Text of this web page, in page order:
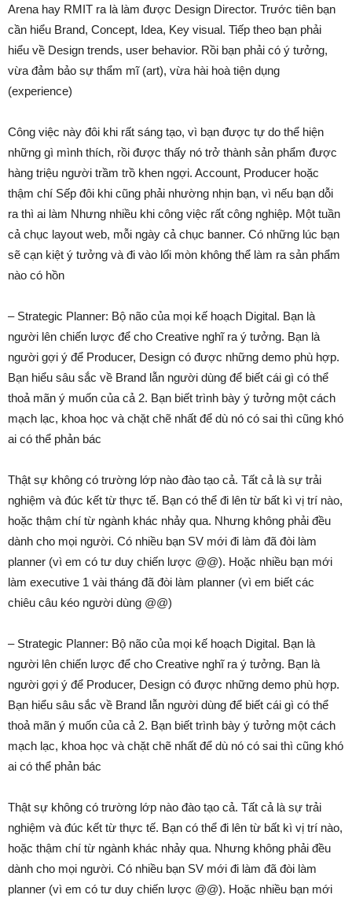
Arena hay RMIT ra là làm được Design Director. Trước tiên bạn
cần hiểu Brand, Concept, Idea, Key visual. Tiếp theo bạn phải
hiểu về Design trends, user behavior. Rồi bạn phải có ý tưởng,
vừa đảm bảo sự thẩm mĩ (art), vừa hài hoà tiện dụng
(experience)
Công việc này đôi khi rất sáng tạo, vì bạn được tự do thể hiện
những gì mình thích, rồi được thấy nó trở thành sản phẩm được
hàng triệu người trầm trồ khen ngợi. Account, Producer hoặc
thậm chí Sếp đôi khi cũng phải nhường nhịn bạn, vì nếu bạn dỗi
ra thì ai làm Nhưng nhiều khi công việc rất công nghiệp. Một tuần
cả chục layout web, mỗi ngày cả chục banner. Có những lúc bạn
sẽ cạn kiệt ý tưởng và đi vào lối mòn không thể làm ra sản phẩm
nào có hồn
– Strategic Planner: Bộ não của mọi kế hoạch Digital. Bạn là
người lên chiến lược để cho Creative nghĩ ra ý tưởng. Bạn là
người gợi ý để Producer, Design có được những demo phù hợp.
Bạn hiểu sâu sắc về Brand lẫn người dùng để biết cái gì có thể
thoả mãn ý muốn của cả 2. Bạn biết trình bày ý tưởng một cách
mạch lạc, khoa học và chặt chẽ nhất để dù nó có sai thì cũng khó
ai có thể phản bác
Thật sự không có trường lớp nào đào tạo cả. Tất cả là sự trải
nghiệm và đúc kết từ thực tế. Bạn có thể đi lên từ bất kì vị trí nào,
hoặc thậm chí từ ngành khác nhảy qua. Nhưng không phải đều
dành cho mọi người. Có nhiều bạn SV mới đi làm đã đòi làm
planner (vì em có tư duy chiến lược @@). Hoặc nhiều bạn mới
làm executive 1 vài tháng đã đòi làm planner (vì em biết các
chiêu câu kéo người dùng @@)
– Strategic Planner: Bộ não của mọi kế hoạch Digital. Bạn là
người lên chiến lược để cho Creative nghĩ ra ý tưởng. Bạn là
người gợi ý để Producer, Design có được những demo phù hợp.
Bạn hiểu sâu sắc về Brand lẫn người dùng để biết cái gì có thể
thoả mãn ý muốn của cả 2. Bạn biết trình bày ý tưởng một cách
mạch lạc, khoa học và chặt chẽ nhất để dù nó có sai thì cũng khó
ai có thể phản bác
Thật sự không có trường lớp nào đào tạo cả. Tất cả là sự trải
nghiệm và đúc kết từ thực tế. Bạn có thể đi lên từ bất kì vị trí nào,
hoặc thậm chí từ ngành khác nhảy qua. Nhưng không phải đều
dành cho mọi người. Có nhiều bạn SV mới đi làm đã đòi làm
planner (vì em có tư duy chiến lược @@). Hoặc nhiều bạn mới